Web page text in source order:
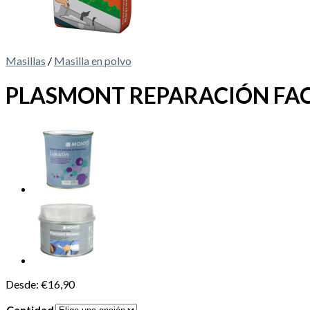
Masillas / Masilla en polvo
PLASMONT REPARACIÓN
Desde: €16,90